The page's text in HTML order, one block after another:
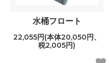
水桶フロート
22,055円(本体20,050円、
税2,005円)